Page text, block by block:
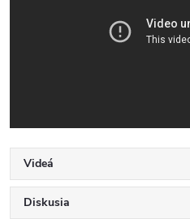
Videá
Diskusia